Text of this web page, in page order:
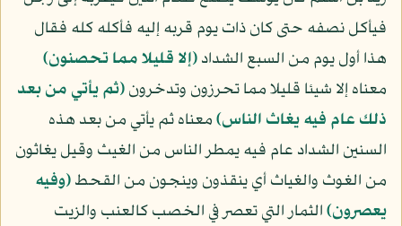
فيأكل نصفه حتى كان ذات يوم قربه إليه فأكله كله فقال
هذا أول يوم من السبع الشداد﴿إلا قليلا مما تحصنون﴾
معناه إلا شيئا قليلا مما تحرزون وتدخرون﴿ثم يأتي من بعد
ذلك عام فيه يغاث الناس﴾معناه ثم يأتي من بعد هذه
السنين الشداد عام فيه يمطر الناس من الغيث وقيل يغاثون
من الغوث والغياث أي ينقذون وينجون من القحط﴿وفيه
يعصرون﴾الثمار التي تعصر في الخصب كالعنب والزيت